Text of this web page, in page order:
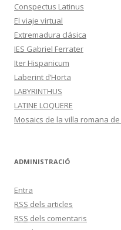
Conspectus Latinus
El viaje virtual
Extremadura clásica
IES Gabriel Ferrater
Iter Hispanicum
Laberint d’Horta
LABYRINTHUS
LATINE LOQUERE
Mosaics de la villa romana
ADMINISTRACIÓ
Entra
RSS dels articles
RSS dels comentaris